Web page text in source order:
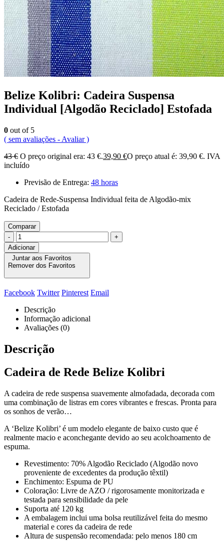
Belize Kolibri: Cadeira Suspensa
Individual [Algodão Reciclado] Estofada
0 out of 5
( sem avaliações - Avaliar )
43€ O preço original era: 43 €.39,90 €O preço atual é: 39,90 €. IVA
incluído
Previsão de Entrega: 48 horas
Cadeira de Rede-Suspensa Individual feita de Algodão-mix
Reciclado / Estofada
Comparar
-
+
Adicionar
Juntar aos Favoritos
Remover dos Favoritos
Facebook Twitter Pinterest Email
Descrição
Informação adicional
Avaliações (0)
Descrição
Cadeira de Rede Belize Kolibri
A cadeira de rede suspensa suavemente almofadada, decorada com
uma combinação de listras em cores vibrantes e frescas. Pronta para
os sonhos de verão…
A ‘Belize Kolibri’ é um modelo elegante de baixo custo que é
realmente macio e aconchegante devido ao seu acolchoamento de
espuma.
Revestimento: 70% Algodão Reciclado (Algodão novo
proveniente de excedentes da produção têxtil)
Enchimento: Espuma de PU
Coloração: Livre de AZO / rigorosamente monitorizada e
testada para sensibilidade da pele
Suporta até 120 kg
A embalagem inclui uma bolsa reutilizável feita do mesmo
material e cores da cadeira de rede
Altura de suspensão recomendada: pelo menos 180 cm